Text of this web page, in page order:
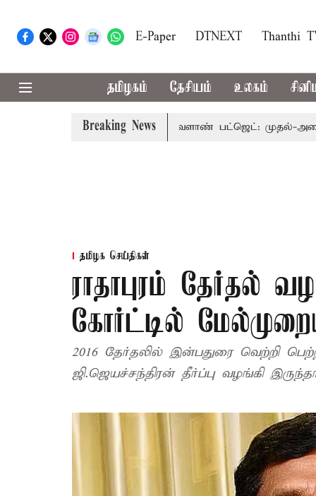
E-Paper DTNEXT Thanthi
தமிழகம் தேசியம் உலகம்
Breaking News
பார்வையுடன் கூடிய வேளாண் பட்ஜெட்: முதல்-அமைச்சர்
தமிழக செய்திகள்
ராதாபுரம் தேர்தல்
கோர்ட்டில்
2016 தேர்தலில் இன்பதுரை வெற்றி
ஜி.ஜெயச்சந்திரன் தீர்ப்பு வழங்கி